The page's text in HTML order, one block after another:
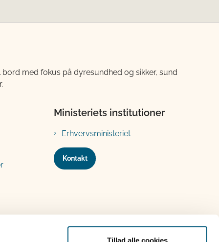
Tillad alle cookies
med fokus på dyresundhed og sikker, sund
Ministeriets institutioner
Erhvervsministeriet
Kontakt